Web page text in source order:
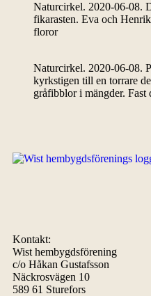
Naturcirkel. 2020-06-08.
fikarasten. Eva och
floror
Naturcirkel. 2020-06-08.
kyrkstigen till en torrare
gråfibblor i mängder. Fast
Kontakt:
Wist hembygdsförening
c/o Håkan Gustafsson
Näckrosvägen 10
589 61 Sturefors